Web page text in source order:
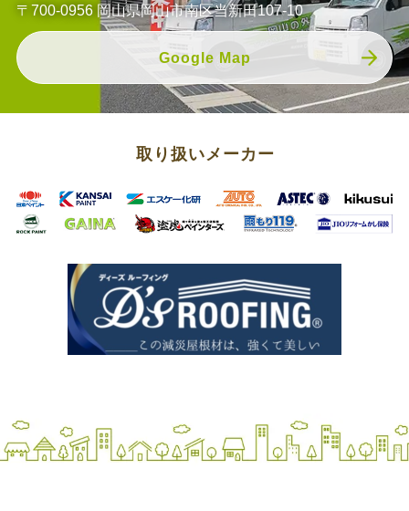
〒700-0956 岡山県岡山市南区当新田107-10
Google Map
取り扱いメーカー